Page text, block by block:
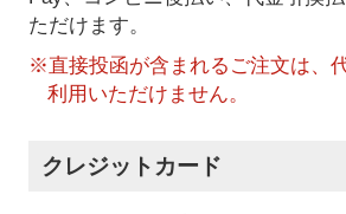
ただけます。
※直接投函が含まれるご注文は、
利用いただけません。
クレジットカード